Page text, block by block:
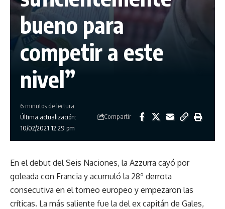
bueno para
competir a este
nivel”
Última actualización:
10/02/2021 12:29 pm
6 minutos de lectura
Compartir
En el debut del Seis Naciones, la Azzurra cayó por
goleada con Francia y acumuló la 28º derrota
consecutiva en el torneo europeo y empezaron las
críticas. La más saliente fue la del ex capitán de Gales,